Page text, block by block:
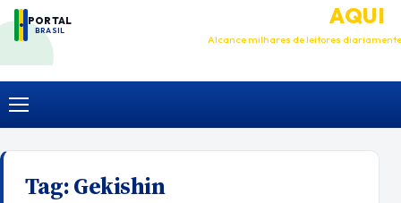
PORTAL
BRASIL
ANUNCIEAQUI
Alcance milhares de leitores diariamente
Menu
Tag:Gekishin